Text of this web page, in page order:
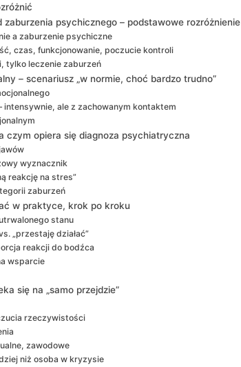
psychicznego – podstawowe rozróżnienie
a zaburzenie psychiczne
czas, funkcjonowanie, poczucie kontroli
tylko leczenie zaburzeń
– scenariusz „w normie, choć bardzo trudno”
ale z zachowanym kontaktem
czym opiera się diagnoza psychiatryczna
wyznacznik
reakcję na stres”
zaburzeń
w praktyce, krok po kroku
stanu
„przestaję działać”
reakcji do bodźca
wsparcie
się na „samo przejdzie”
rzeczywistości
zawodowe
niż osoba w kryzysie